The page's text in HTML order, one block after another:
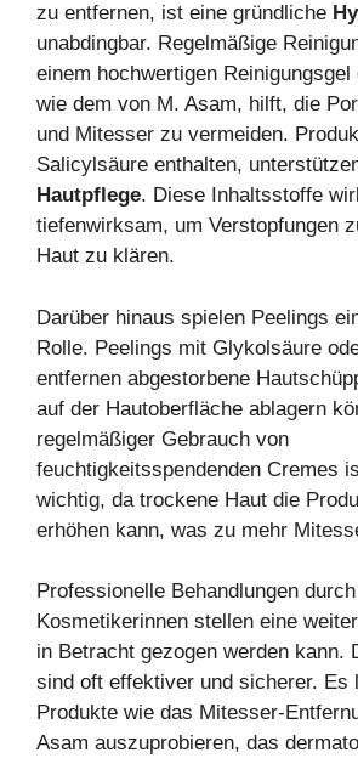
zu entfernen, ist eine gründliche
unabdingbar. Regelmäßige
einem hochwertigen Reinigungsgel
wie dem von M. Asam, hilft, die
und Mitesser zu vermeiden.
Salicylsäure enthalten,
Hautpflege. Diese Inhaltsstoffe
tiefenwirksam, um Verstopfungen
Haut zu klären.
Darüber hinaus spielen Peelings
Rolle. Peelings mit Glykolsäure
entfernen abgestorbene
auf der Hautoberfläche ablagern
regelmäßiger Gebrauch von
feuchtigkeitsspendenden Cremes
wichtig, da trockene Haut die
erhöhen kann, was zu mehr
Professionelle Behandlungen durch
Kosmetikerinnen stellen eine
in Betracht gezogen werden kann.
sind oft effektiver und sicherer. Es
Produkte wie das Mitesser-
Asam auszuprobieren, das